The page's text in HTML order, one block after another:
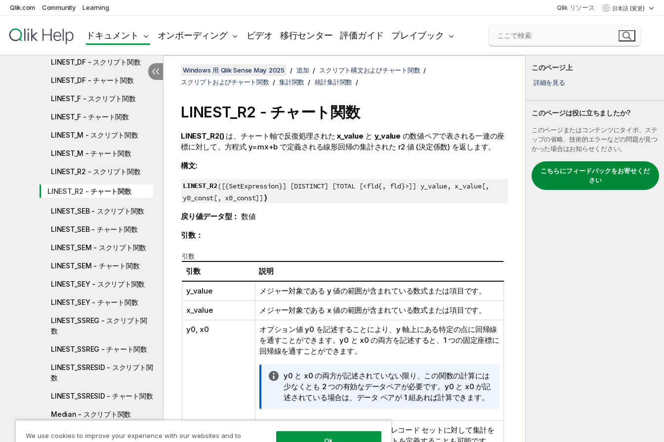
Qlik.com Community Learning Qlik リソース 日本語 (変更)
ドキュメント オンボーディング ビデオ 移行センター 評価ガイド プレイブック
Kurtosis - チャート関数
LINEST_B - チャート関数
LINEST_DF - スクリプト関数
LINEST_DF - チャート関数
LINEST_F - スクリプト関数
LINEST_F - チャート関数
LINEST_M - スクリプト関数
LINEST_M - チャート関数
LINEST_R2 - スクリプト関数
LINEST_R2 - チャート関数
LINEST_SEB - スクリプト関数
LINEST_SEB - チャート関数
LINEST_SEM - スクリプト関数
LINEST_SEM - チャート関数
LINEST_SEY - スクリプト関数
LINEST_SEY - チャート関数
LINEST_SSREG - スクリプト関
数
LINEST_SSREG - チャート関数
LINEST_SSRESID - スクリプト関
数
LINEST_SSRESID - チャート関数
Median - スクリプト関数
Median - チャート関数
このページ上
詳細を見る
このページは役に立ちましたか?
このページまたはコンテンツにタイポ、ステ
ップの省略、技術的エラーなどの問題が見つ
かった場合はお知らせください。
こちらにフィードバックをお寄せくだ
さい
Windows 用 Qlik Sense May 2025 追加
スクリプト構文およびチャート関数
スクリプトおよびチャート関数
集計関数 統計集計関数
LINEST_R2 - チャート関数
LINEST_R2()は、チャート軸で反復処理された x_value と y_value の数値ペアで表される一連の座
標に対して、方程式 y=mx+b で定義される線形回帰の集計された r2 値 (決定係数) を返します。
構文:
LINEST_R2([{SetExpression}] [DISTINCT] [TOTAL [<fld{, fld}>]] y_value, x_value[,
y0_const[, x0_const]] )
戻り値データ型： 数値
引数：
引数
引数 説明
y_value メジャー対象である y値の範囲が含まれている数式または項目です。
x_value メジャー対象である x 値の範囲が含まれている数式または項目です。
y0, x0 オプション値y0 を記述することにより、y 軸上にある特定の点に回帰線
を通すことができます。y0 と x0 の両方を記述すると、1 つの固定座標に
回帰線を通すことができます。
情
報
メ
y0 と x0 の両方が記述されていない限り、この関数の計算には
少なくとも 2 つの有効なデータペアが必要です。 y0 と x0 が記
述されている場合は、データ ペアが 1 組あれば計算できます。
デフォルトでは、集計関数は選択されたレコード セットに対して集計を
We use cookies to improve your experience with our websites and to